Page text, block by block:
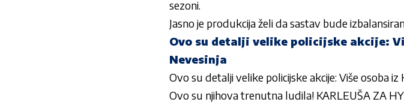
sezoni.
Jasno je produkcija želi da sastav bude
Ovo su detalji velike policijske akcije:
Nevesinja
Ovo su detalji velike policijske akcije: Više osoba
Ovo su njihova trenutna ludila! KARLEUŠA ZA